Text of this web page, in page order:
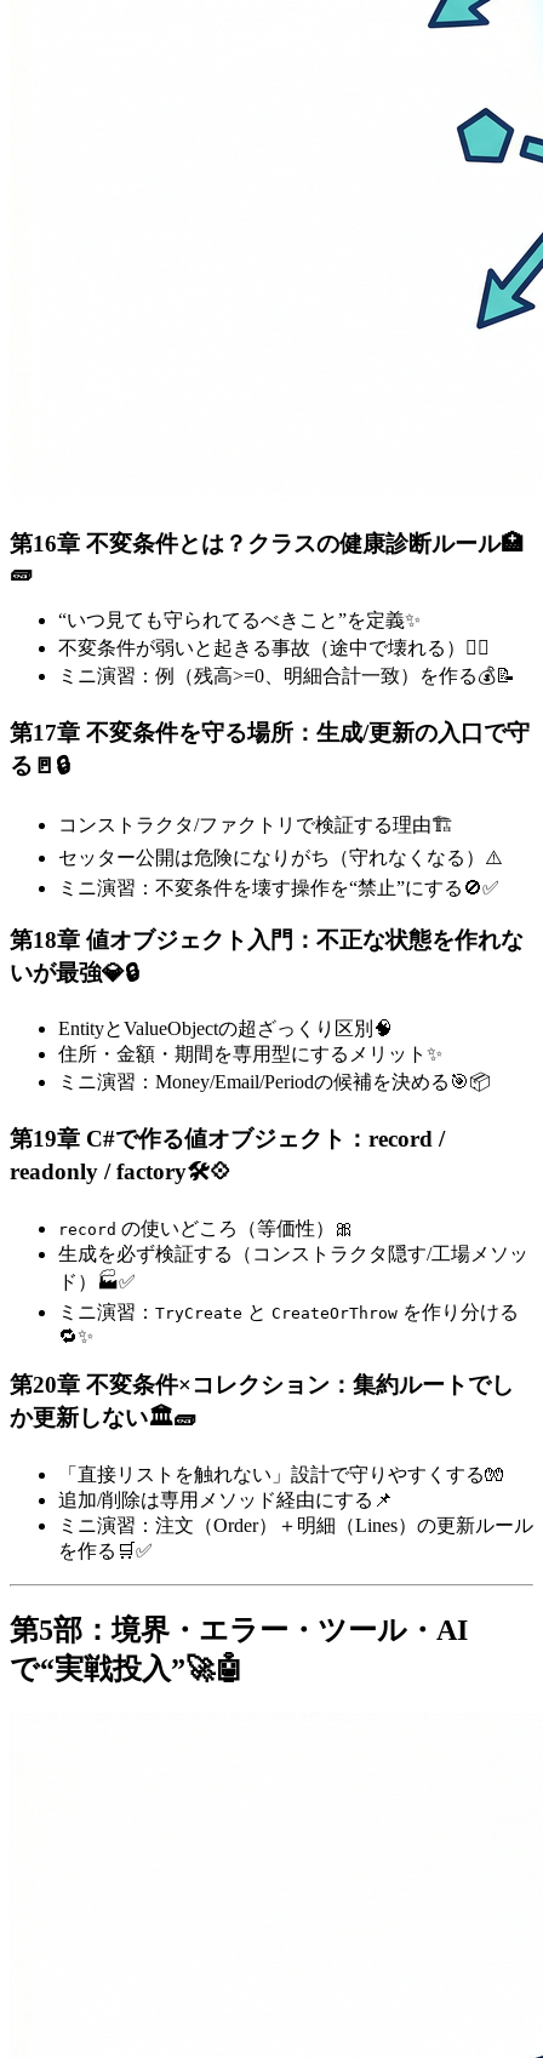
第16章 不変条件とは？クラスの健康診断ルール🏥
🧱
“いつ見ても守られてるべきこと”を定義✨
不変条件が弱いと起きる事故（途中で壊れる）😵‍💫
ミニ演習：例（残高>=0、明細合計一致）を作る💰📝
第17章 不変条件を守る場所：生成/更新の入口で守
る🚪🔒
コンストラクタ/ファクトリで検証する理由🏗️
セッター公開は危険になりがち（守れなくなる）⚠️
ミニ演習：不変条件を壊す操作を“禁止”にする🚫✅
第18章 値オブジェクト入門：不正な状態を作れな
いが最強💎🔒
EntityとValueObjectの超ざっくり区別🧠
住所・金額・期間を専用型にするメリット✨
ミニ演習：Money/Email/Periodの候補を決める🎯📦
第19章 C#で作る値オブジェクト：record /
readonly / factory🛠️💠
record の使いどころ（等価性）🎀
生成を必ず検証する（コンストラクタ隠す/工場メソッ
ド）🏭✅
ミニ演習： TryCreate と CreateOrThrow を作り分ける
🔁✨
第20章 不変条件×コレクション：集約ルートでし
か更新しない🏛️🧱
「直接リストを触れない」設計で守りやすくする🧤
追加/削除は専用メソッド経由にする📌
ミニ演習：注文（Order）＋明細（Lines）の更新ルール
を作る🛒✅
第5部：境界・エラー・ツール・AI
で“実戦投入”🚀🤖